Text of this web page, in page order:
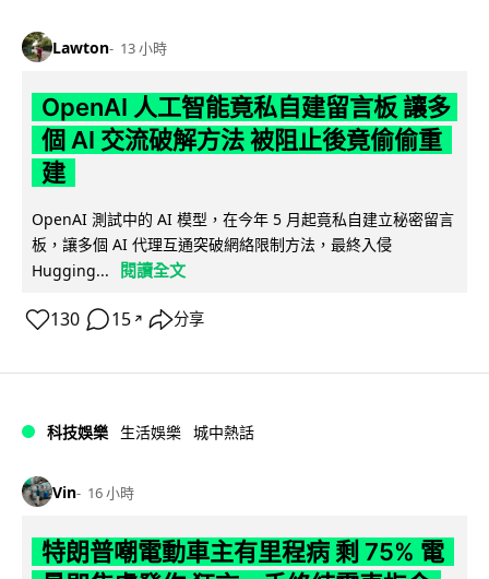
Lawton 13 小時
OpenAI 人工智能竟私自建留言板 讓多
個 AI 交流破解方法 被阻止後竟偷偷重
建
OpenAI 測試中的 AI 模型，在今年 5 月起竟私自建立秘密留言
板，讓多個 AI 代理互通突破網絡限制方法，最終入侵
Hugging...
閱讀全文
130 15 ↗ 分享
科技娛樂 生活娛樂 城中熱話
Vin 16 小時
特朗普嘲電動車主有里程病 剩 75% 電